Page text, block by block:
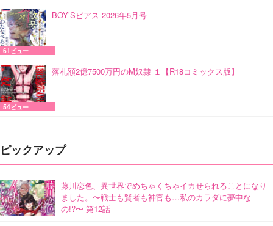
BOY’Sピアス 2026年5月号
61ビュー
落札額2億7500万円のM奴隷 １【R18コミックス版】
54ビュー
ピックアップ
藤川恋色、異世界でめちゃくちゃイカせられることになり
ました。〜戦士も賢者も神官も…私のカラダに夢中な
の!?〜 第12話